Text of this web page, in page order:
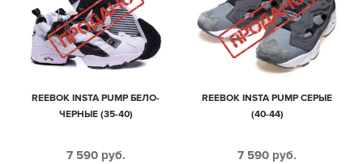
REEBOK INSTA PUMP БЕЛО-
ЧЕРНЫЕ (35-40)
7 590 руб.
REEBOK INSTA PUMP СЕРЫЕ
(40-44)
7 590 руб.